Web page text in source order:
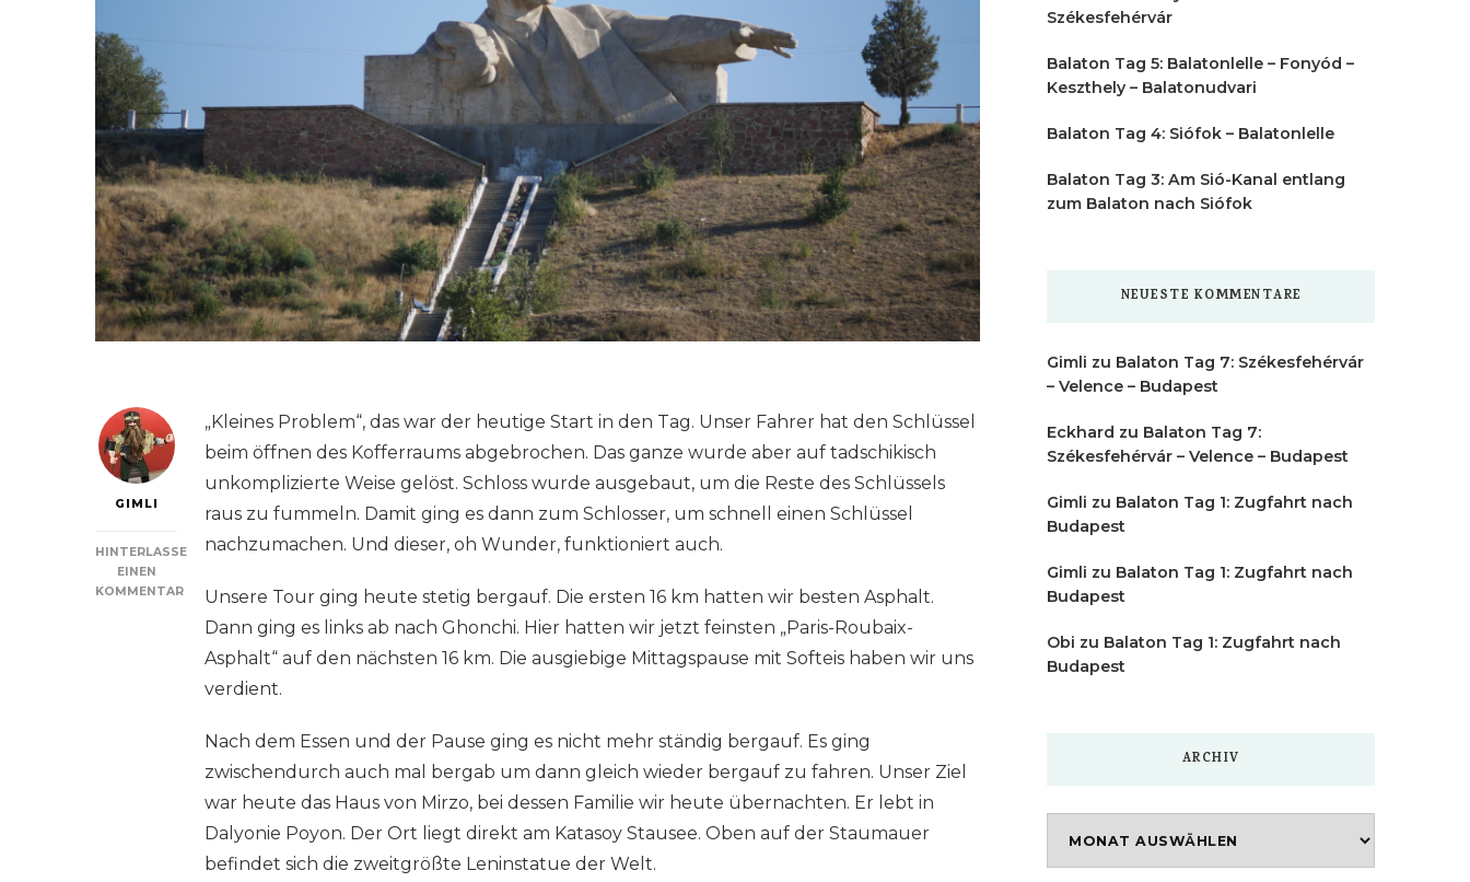
GIMLI
HINTERLASSE
EINEN
KOMMENTAR
„Kleines Problem“, das war der heutige Start in den Tag. Unser Fahrer hat den Schlüssel
beim öffnen des Kofferraums abgebrochen. Das ganze wurde aber auf tadschikisch
unkomplizierte Weise gelöst. Schloss wurde ausgebaut, um die Reste des Schlüssels
raus zu fummeln. Damit ging es dann zum Schlosser, um schnell einen Schlüssel
nachzumachen. Und dieser, oh Wunder, funktioniert auch.
Unsere Tour ging heute stetig bergauf. Die ersten 16 km hatten wir besten Asphalt.
Dann ging es links ab nach Ghonchi. Hier hatten wir jetzt feinsten „Paris-Roubaix-
Asphalt“ auf den nächsten 16 km. Die ausgiebige Mittagspause mit Softeis haben wir uns
verdient.
Nach dem Essen und der Pause ging es nicht mehr ständig bergauf. Es ging
zwischendurch auch mal bergab um dann gleich wieder bergauf zu fahren. Unser Ziel
war heute das Haus von Mirzo, bei dessen Familie wir heute übernachten. Er lebt in
Dalyonie Poyon. Der Ort liegt direkt am Katasoy Stausee. Oben auf der Staumauer
befindet sich die zweitgrößte Leninstatue der Welt.
Székesfehérvár
Balaton Tag 5: Balatonlelle – Fonyód –
Keszthely – Balatonudvari
Balaton Tag 4: Siófok – Balatonlelle
Balaton Tag 3: Am Sió-Kanal entlang
zum Balaton nach Siófok
NEUESTE KOMMENTARE
Gimli zu Balaton Tag 7: Székesfehérvár
– Velence – Budapest
Eckhard zu Balaton Tag 7:
Székesfehérvár – Velence – Budapest
Gimli zu Balaton Tag 1: Zugfahrt nach
Budapest
Gimli zu Balaton Tag 1: Zugfahrt nach
Budapest
Obi zu Balaton Tag 1: Zugfahrt nach
Budapest
ARCHIV